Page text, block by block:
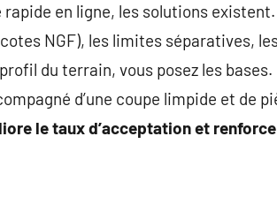
en ligne, les solutions existent.
NGF), les limites séparatives,
du terrain, vous posez les bases.
d’une coupe limpide et de
le taux d’acceptation et renforce